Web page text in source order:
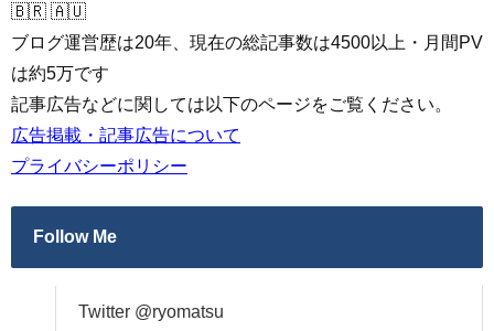
🇧🇷 🇦🇺
ブログ運営歴は20年、現在の総記事数は4500以上・月間PV
は約5万です
記事広告などに関しては以下のページをご覧ください。
広告掲載・記事広告について
プライバシーポリシー
Follow Me
Twitter @ryomatsu